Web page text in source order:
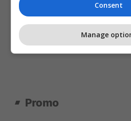
Promo
Consent
Manage